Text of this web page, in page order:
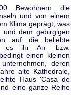
Bewohnern die
und von einem
Klima geprägt, was
und dem gebirgigen
auf die beliebte
es ihr An- bzw.
einen kleinen
deren
alte Kathedrale,
Haus 'Casa de
eine ganze Reihe